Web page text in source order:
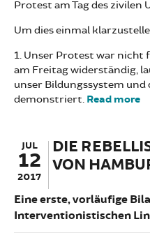
Protest am Tag des
Um dies einmal
1. Unser Protest war nicht
am Freitag widerständig,
unser Bildungssystem und
demonstriert. Read more
JUL
12
2017
DIE
VON
Eine erste, vorläufige
Interventionistischen